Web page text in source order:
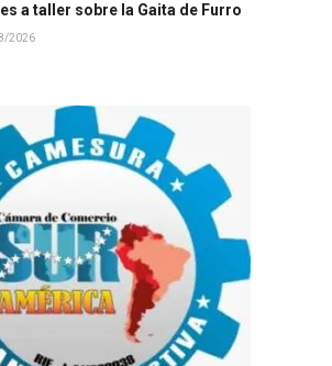
a taller sobre la Gaita de Furro
2026